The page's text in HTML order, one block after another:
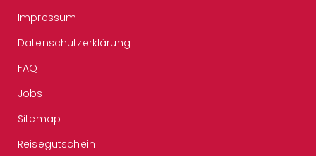
Impressum
Datenschutzerklärung
FAQ
Jobs
Sitemap
Reisegutschein